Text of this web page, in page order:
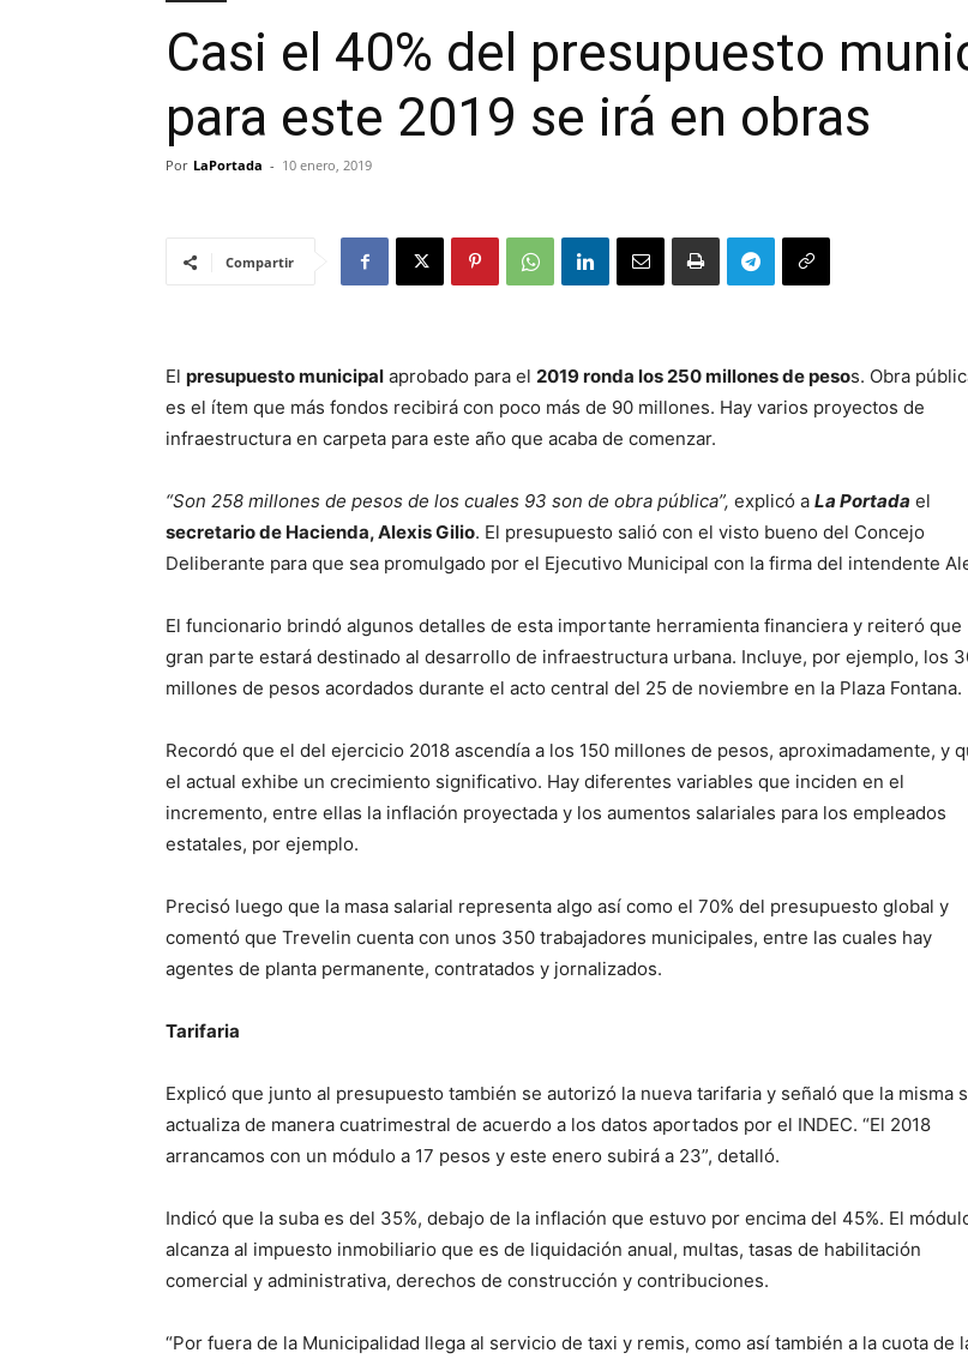
Casi el 40% del presupuesto
para este 2019 se irá en obras
Por LaPortada - 10 enero, 2019
Compartir
El presupuesto municipal aprobado para el 2019 ronda los 250 millones de pesos. Obra
es el ítem que más fondos recibirá con poco más de 90 millones. Hay varios proyectos de
infraestructura en carpeta para este año que acaba de comenzar.
“Son 258 millones de pesos de los cuales 93 son de obra pública”, explicó a La Portada el
secretario de Hacienda, Alexis Gilio. El presupuesto salió con el visto bueno del Concejo
Deliberante para que sea promulgado por el Ejecutivo Municipal con la firma del intendente
El funcionario brindó algunos detalles de esta importante herramienta financiera y reiteró que
gran parte estará destinado al desarrollo de infraestructura urbana. Incluye, por ejemplo, los
millones de pesos acordados durante el acto central del 25 de noviembre en la Plaza Fontana.
Recordó que el del ejercicio 2018 ascendía a los 150 millones de pesos, aproximadamente, y
el actual exhibe un crecimiento significativo. Hay diferentes variables que inciden en el
incremento, entre ellas la inflación proyectada y los aumentos salariales para los empleados
estatales, por ejemplo.
Precisó luego que la masa salarial representa algo así como el 70% del presupuesto global y
comentó que Trevelin cuenta con unos 350 trabajadores municipales, entre las cuales hay
agentes de planta permanente, contratados y jornalizados.
Tarifaria
Explicó que junto al presupuesto también se autorizó la nueva tarifaria y señaló que la misma
actualiza de manera cuatrimestral de acuerdo a los datos aportados por el INDEC. “El 2018
arrancamos con un módulo a 17 pesos y este enero subirá a 23”, detalló.
Indicó que la suba es del 35%, debajo de la inflación que estuvo por encima del 45%. El
alcanza al impuesto inmobiliario que es de liquidación anual, multas, tasas de habilitación
comercial y administrativa, derechos de construcción y contribuciones.
“Por fuera de la Municipalidad llega al servicio de taxi y remis, como así también a la cuota de